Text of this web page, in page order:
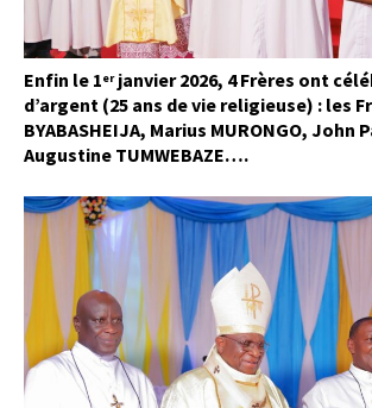
Enfin le 1erjanvier 2026, 4 Frères ont
d’argent (25 ans de vie religieuse) : les
BYABASHEIJA, Marius MURONGO, John
Augustine TUMWEBAZE….